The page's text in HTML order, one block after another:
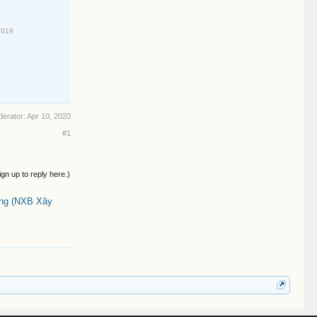
Apr 10, 2020
#1
up to reply here.)
(NXB Xây